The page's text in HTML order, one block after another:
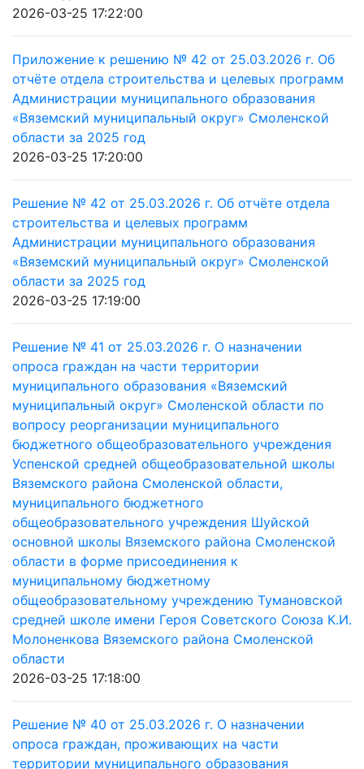
2026-03-25 17:22:00
Приложение к решению № 42 от 25.03.2026 г. Об
отчёте отдела строительства и целевых программ
Администрации муниципального образования
«Вяземский муниципальный округ» Смоленской
области за 2025 год
2026-03-25 17:20:00
Решение № 42 от 25.03.2026 г. Об отчёте отдела
строительства и целевых программ
Администрации муниципального образования
«Вяземский муниципальный округ» Смоленской
области за 2025 год
2026-03-25 17:19:00
Решение № 41 от 25.03.2026 г. О назначении
опроса граждан на части территории
муниципального образования «Вяземский
муниципальный округ» Смоленской области по
вопросу реорганизации муниципального
бюджетного общеобразовательного учреждения
Успенской средней общеобразовательной школы
Вяземского района Смоленской области,
муниципального бюджетного
общеобразовательного учреждения Шуйской
основной школы Вяземского района Смоленской
области в форме присоединения к
муниципальному бюджетному
общеобразовательному учреждению Тумановской
средней школе имени Героя Советского Союза К.И.
Молоненкова Вяземского района Смоленской
области
2026-03-25 17:18:00
Решение № 40 от 25.03.2026 г. О назначении
опроса граждан, проживающих на части
территории муниципального образования